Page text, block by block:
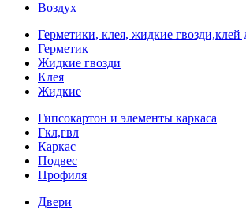
Воздух
Герметики, клея, жидкие гвозди,клей
Герметик
Жидкие гвозди
Клея
Жидкие
Гипсокартон и элементы каркаса
Гкл,гвл
Каркас
Подвес
Профиля
Двери